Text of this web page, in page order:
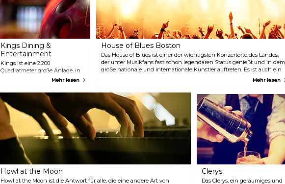
Kings Dining &
Entertainment
Kings ist eine 2.200
Quadratmeter große Anlage, in
Billardraum mit Brunswick Gold
Crown Tisch und mehrere Bars
und Lounges gibt. Auf einer der
sechs Projektionsflächen
können Sie außerdem die
heißesten Sportereignisse
verfolgen. Im Kings werden
auch Karaoke-Abende und Live-
Musik veranstaltet.
Mehr lesen
House of Blues Boston
Das House of Blues ist einer der wichtigsten Konzertorte des Landes,
der unter Musikfans fast schon legendären Status genießt und in dem
große nationale und internationale Künstler auftreten. Es ist auch ein
großartiger Ort, an dem man von Donnerstag bis Samstag zu Abend
Mehr lesen
Howl at the Moon
Howl at the Moon ist die Antwort für alle, die eine andere Art von
Clerys
Das Clerys, ein geräumiges und